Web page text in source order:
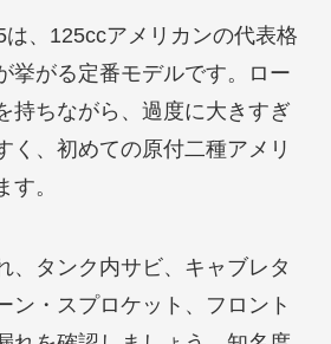
、125ccアメリカンの代表格
挙がる定番モデルです。ロー
持ちながら、過度に大きすぎ
く、初めての原付二種アメリ
す。
、タンク内サビ、キャブレタ
ン・スプロケット、フロント